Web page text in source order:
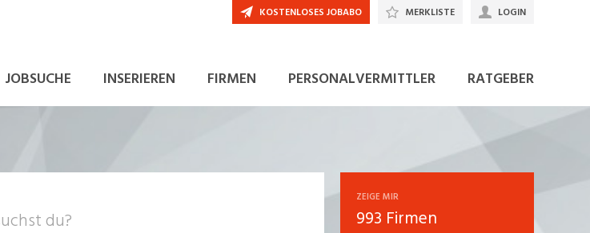
JOBSUCHE INSERIEREN FIRMEN PERSONALVERMITTLER RATGEBER
KOSTENLOSES JOBABO MERKLISTE LOGIN
ZEIGE MIR
993 Firmen